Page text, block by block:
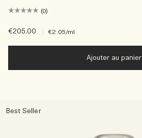
(0)
€205.00 €2.05/ml
Ajouter au panier
Best Seller